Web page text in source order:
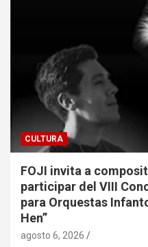
CULTURA
FOJI invita a
participar del VIII
para Orquestas
Hen”
agosto 6, 2026